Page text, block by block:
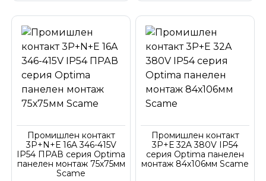
Промишлен контакт
3P+N+Е 16A 346-415V
IP54 ПРАВ серия Optima
панелен монтаж 75х75мм
Scame
Промишлен контакт
3P+Е 32A 380V IP54
серия Optima панелен
монтаж 84х106мм Scame